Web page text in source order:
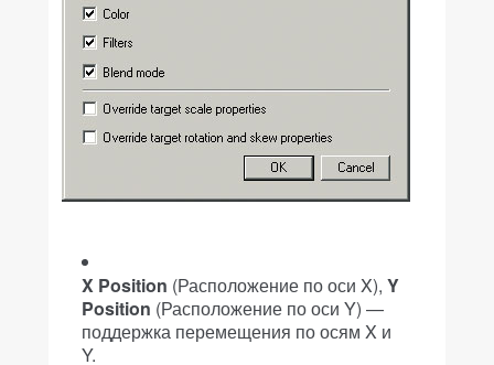
X Position (Расположение по оси X), Y
Position (Расположение по оси Y) —
поддержка перемещения по осям X и
Y.